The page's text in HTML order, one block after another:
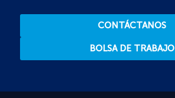
CONTÁCTANOS
BOLSA DE TRABAJO